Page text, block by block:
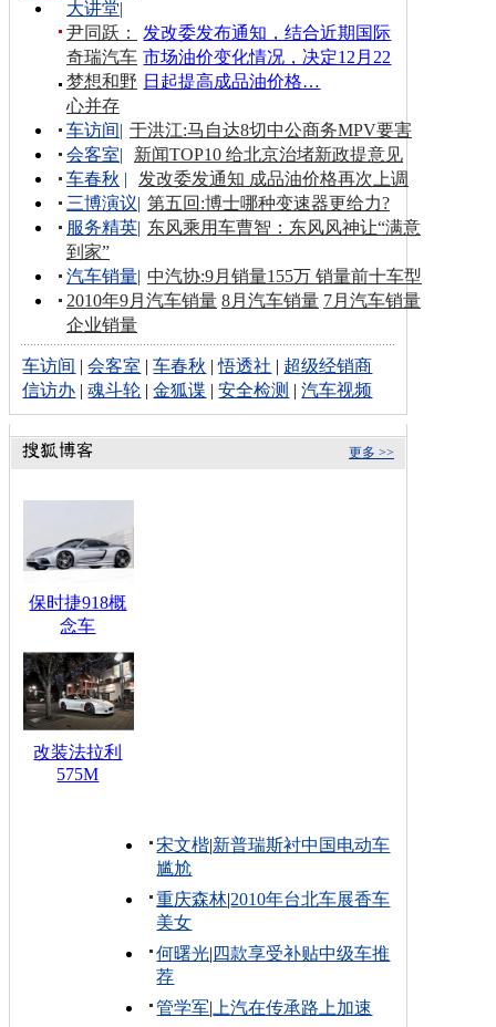
发改委发布通知，结合近期国际
市场油价变化情况，决定12月22
日起提高成品油价格…
大讲堂|
尹同跃：
奇瑞汽车
梦想和野
心并存
车访间| 于洪江:马自达8切中公商务MPV要害
会客室|
新闻TOP10 给北京治堵新政提意见
车春秋 |
发改委发通知 成品油价格再次上调
三博演议| 第五回:博士哪种变速器更给力?
服务精英| 东风乘用车曹智：东风风神让“满意
到家”
汽车销量| 中汽协:9月销量155万 销量前十车型
2010年9月汽车销量 8月汽车销量 7月汽车销量
企业销量
车访间 |会客室 |车春秋 |悟透社 | 超级经销商
信访办 |魂斗轮 |金狐谍 |安全检测 |汽车视频
更多 >>
保时捷918概
念车
改装法拉利
575M
宋文楷|新普瑞斯衬中国电动车
尴尬
重庆森林|2010年台北车展香车
美女
何曙光| 四款享受补贴中级车推
荐
管学军| 上汽在传承路上加速